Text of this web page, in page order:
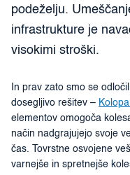
podeželju.
infrastrukture je
visokimi stroški.
In prav zato smo se
dosegljivo rešitev –
elementov omogoča
način nadgrajujejo svoje
čas. Tovrstne osvojene
varnejše in spretnejše